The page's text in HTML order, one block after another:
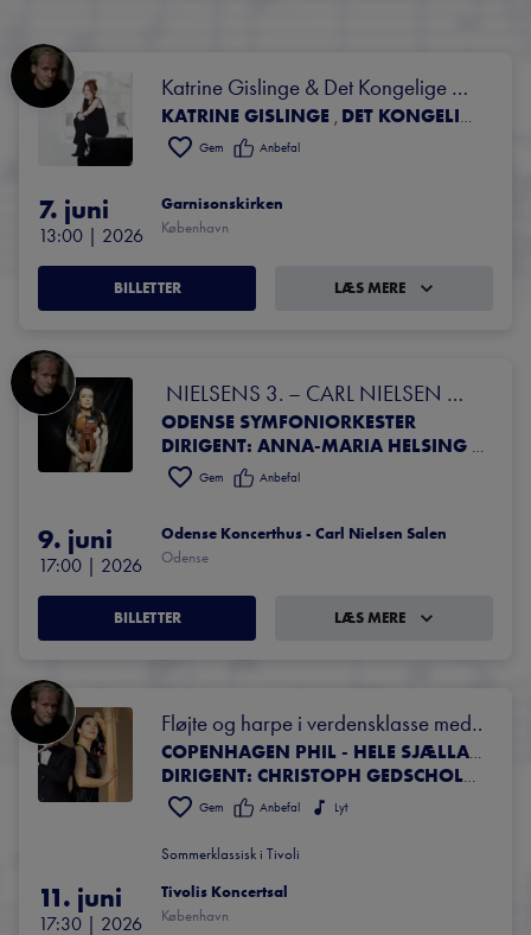
Katrine Gislinge & Det Kongelige
Kapels Blæserkvintet
KATRINE GISLINGE , DET KONGELIGE KAPELS BLÆSERKVINTET
Gem Anbefal
7. juni
13:00 | 2026
Garnisonskirken
København
BILLETTER LÆS MERE
NIELSENS 3. – CARL NIELSEN
KONKURRENCEN
ÅBNINGSKONCERT
ODENSE SYMFONIORKESTER
DIRIGENT: ANNA-MARIA HELSING SOLIST: LIYA PETROVA – VIOLIN (VINDER 2016)
Gem Anbefal
9. juni
17:00 | 2026
Odense Koncerthus - Carl Nielsen Salen
Odense
BILLETTER LÆS MERE
Fløjte og harpe i verdensklasse med
Pahud & Lenaerts
COPENHAGEN PHIL - HELE SJÆLLANDS SYMFONIORKESTER
DIRIGENT: CHRISTOPH GEDSCHOLD SOLISTER: EMMANUEL PAHUD, FLØJTE & ANNELEEN LENAERTS, HARPE
Gem Anbefal Lyt
Sommerklassisk i Tivoli
11. juni
17:30 | 2026
Tivolis Koncertsal
København